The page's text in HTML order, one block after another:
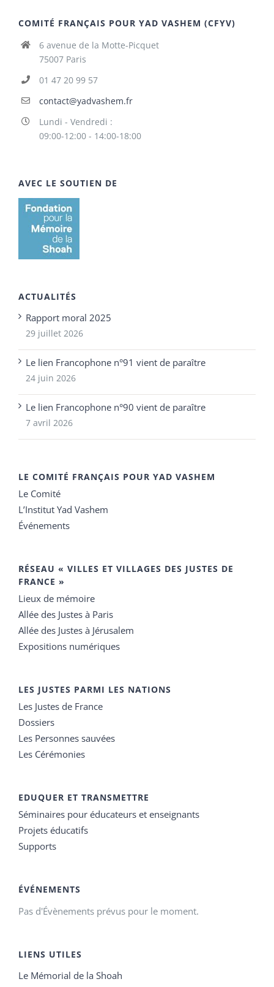
COMITÉ FRANÇAIS POUR YAD VASHEM (CFYV)
6 avenue de la Motte-Picquet
75007 Paris
01 47 20 99 57
contact@yadvashem.fr
Lundi - Vendredi :
09:00-12:00 - 14:00-18:00
AVEC LE SOUTIEN DE
ACTUALITÉS
Rapport moral 2025
29 juillet 2026
Le lien Francophone n°91 vient de paraître
24 juin 2026
Le lien Francophone n°90 vient de paraître
7 avril 2026
LE COMITÉ FRANÇAIS POUR YAD VASHEM
Le Comité
L’Institut Yad Vashem
Événements
RÉSEAU « VILLES ET VILLAGES DES JUSTES DE
FRANCE »
Lieux de mémoire
Allée des Justes à Paris
Allée des Justes à Jérusalem
Expositions numériques
LES JUSTES PARMI LES NATIONS
Les Justes de France
Dossiers
Les Personnes sauvées
Les Cérémonies
EDUQUER ET TRANSMETTRE
Séminaires pour éducateurs et enseignants
Projets éducatifs
Supports
ÉVÉNEMENTS
Pas d'Évènements prévus pour le moment.
LIENS UTILES
Le Mémorial de la Shoah